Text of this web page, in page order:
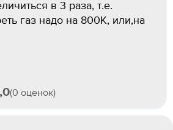
в 3 раза, т.е.
газ надо на 800К, или,на
(0 оценок)